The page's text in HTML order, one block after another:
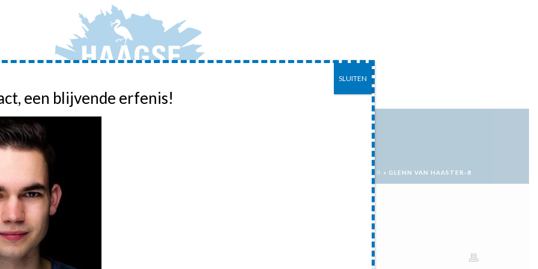
ADVIEZEN CONTACT
GLENN VAN HAASTER » GLENN VAN HAASTER-8
een blijvende erfenis!
SLUITEN